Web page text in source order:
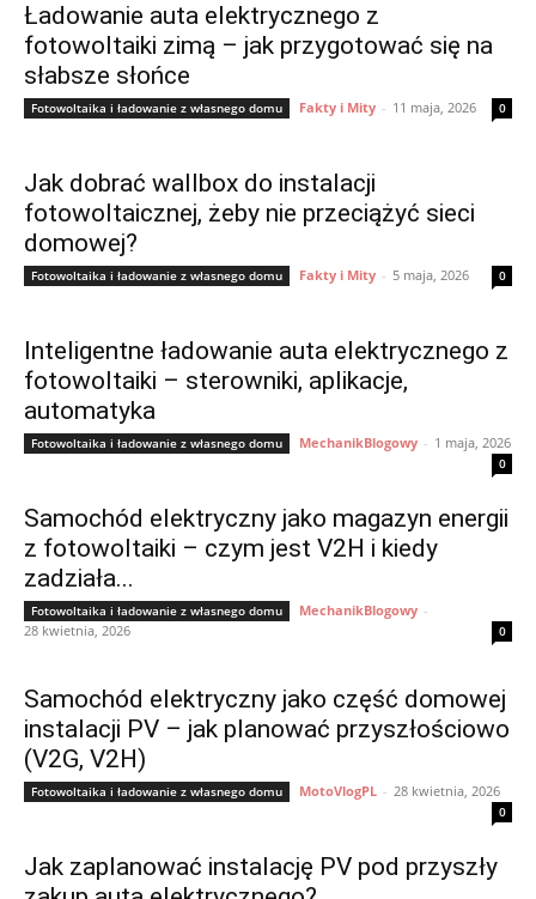
Ładowanie auta elektrycznego z
fotowoltaiki zimą – jak przygotować się na
słabsze słońce
Fotowoltaika i ładowanie z własnego domu Fakty i Mity - 11 maja, 2026 0
Jak dobrać wallbox do instalacji
fotowoltaicznej, żeby nie przeciążyć sieci
domowej?
Fotowoltaika i ładowanie z własnego domu Fakty i Mity - 5 maja, 2026 0
Inteligentne ładowanie auta elektrycznego z
fotowoltaiki – sterowniki, aplikacje,
automatyka
Fotowoltaika i ładowanie z własnego domu MechanikBlogowy - 1 maja, 2026
0
Samochód elektryczny jako magazyn energii
z fotowoltaiki – czym jest V2H i kiedy
zadziała...
Fotowoltaika i ładowanie z własnego domu MechanikBlogowy -
28 kwietnia, 2026
0
Samochód elektryczny jako część domowej
instalacji PV – jak planować przyszłościowo
(V2G, V2H)
Fotowoltaika i ładowanie z własnego domu MotoVlogPL - 28 kwietnia, 2026
0
Jak zaplanować instalację PV pod przyszły